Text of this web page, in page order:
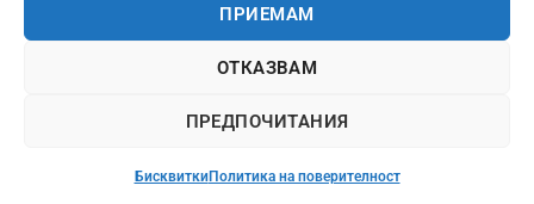
ПРИЕМАМ
ОТКАЗВАМ
ПРЕДПОЧИТАНИЯ
БисквиткиПолитика на поверителност
Понеделник - Петък от
Всички права запазени 2026 ©maxair-bg.com